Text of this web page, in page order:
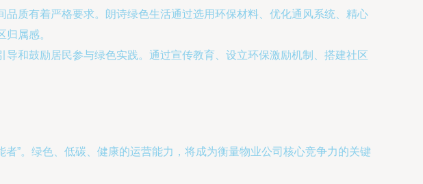
质有着严格要求。朗诗绿色生活通过选用环保材料、优化通风系统、精心
属感。
和鼓励居民参与绿色实践。通过宣传教育、设立环保激励机制、搭建社区
者”。绿色、低碳、健康的运营能力，将成为衡量物业公司核心竞争力的关键